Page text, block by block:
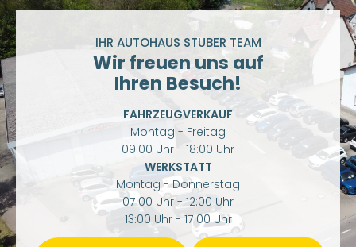
IHR AUTOHAUS STUBER TEAM
Wir freuen uns auf
Ihren Besuch!
FAHRZEUGVERKAUF
Montag - Freitag
09:00 Uhr - 18:00 Uhr
WERKSTATT
Montag - Donnerstag
07:00 Uhr - 12:00 Uhr
13:00 Uhr - 17:00 Uhr